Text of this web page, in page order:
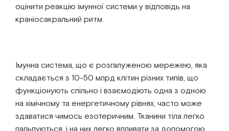
оцінити реакцію імунної системи у відповідь на
краніосакральний ритм.
Імунна система, що є розгалуженою мережею, яка
складається з 10-50 млрд клітин різних типів, що
функціонують спільно і взаємодіють одна з одною
на хімічному та енергетичному рівнях, часто може
здаватися чимось езотеричним. Тканини тіла легко
пальпуються, і на них легко впливати за допомогою